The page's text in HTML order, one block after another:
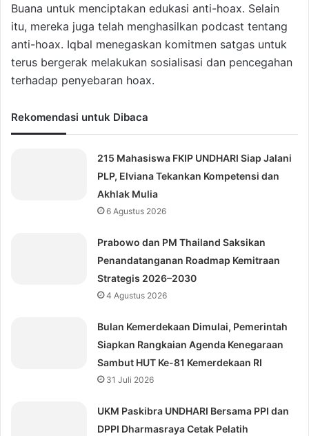
Buana untuk menciptakan edukasi anti-hoax. Selain
itu, mereka juga telah menghasilkan podcast tentang
anti-hoax. Iqbal menegaskan komitmen satgas untuk
terus bergerak melakukan sosialisasi dan pencegahan
terhadap penyebaran hoax.
Rekomendasi untuk Dibaca
215 Mahasiswa FKIP UNDHARI Siap Jalani
PLP, Elviana Tekankan Kompetensi dan
Akhlak Mulia
6 Agustus 2026
Prabowo dan PM Thailand Saksikan
Penandatanganan Roadmap Kemitraan
Strategis 2026–2030
4 Agustus 2026
Bulan Kemerdekaan Dimulai, Pemerintah
Siapkan Rangkaian Agenda Kenegaraan
Sambut HUT Ke-81 Kemerdekaan RI
31 Juli 2026
UKM Paskibra UNDHARI Bersama PPI dan
DPPI Dharmasraya Cetak Pelatih